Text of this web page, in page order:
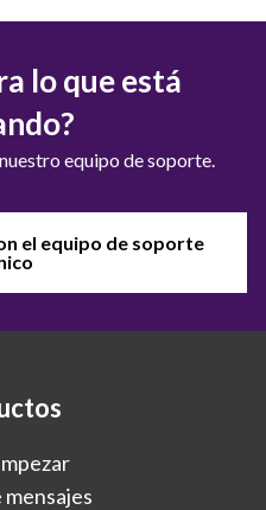
lo que está
equipo de soporte.
el equipo de soporte